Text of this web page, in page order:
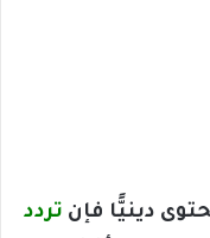
دينيًّا فإن تردد